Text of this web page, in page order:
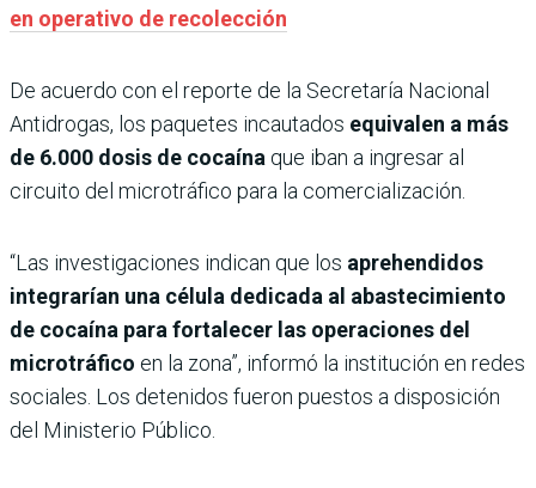
en operativo de recolección
De acuerdo con el reporte de la Secretaría Nacional
Antidrogas, los paquetes incautados equivalen a más
de 6.000 dosis de cocaína que iban a ingresar al
circuito del microtráfico para la comercialización.
“Las investigaciones indican que los aprehendidos
integrarían una célula dedicada al abastecimiento
de cocaína para fortalecer las operaciones del
microtráfico en la zona”, informó la institución en redes
sociales. Los detenidos fueron puestos a disposición
del Ministerio Público.